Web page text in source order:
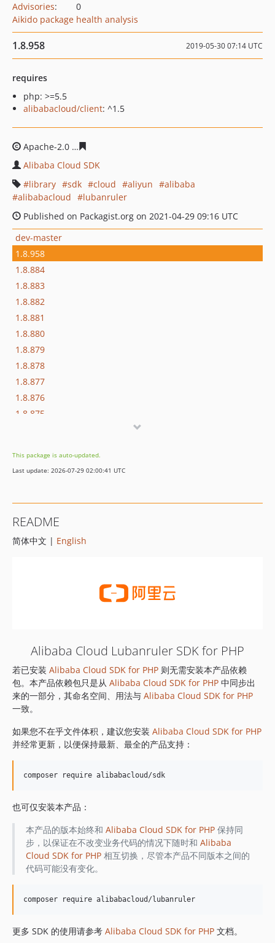
Advisories:
0
Aikido package health analysis
1.8.958 2019-05-30 07:14 UTC
requires
php: >=5.5
alibabacloud/client: ^1.5
Apache-2.0
Alibaba Cloud SDK
library
sdk cloud aliyun
alibaba
alibabacloud
lubanruler
Published on Packagist.org on 2021-04-29 09:16 UTC
dev-master
1.8.958
1.8.884
1.8.883
1.8.882
1.8.881
1.8.880
1.8.879
1.8.878
1.8.877
1.8.876
1.8.875
1.8.872
1.8.869
1.8.850
1.8.849
1.8.842
1.8.841
1.8.839
1.8.838
1.8.837
1.8.836
1.8.835
1.8.833
1.8.830
1.8.828
1.8.826
1.8.825
1.8.824
1.8.821
This package is auto-updated.
Last update: 2026-07-29 02:00:41 UTC
README
简体中文 | English
Alibaba Cloud Lubanruler SDK for PHP
若已安装 Alibaba Cloud SDK for PHP 则无需安装本产品依赖
包。本产品依赖包只是从 Alibaba Cloud SDK for PHP 中同步出
来的一部分，其命名空间、用法与 Alibaba Cloud SDK for PHP
一致。
如果您不在乎文件体积，建议您安装 Alibaba Cloud SDK for PHP
并经常更新，以便保持最新、最全的产品支持：
也可仅安装本产品：
本产品的版本始终和 Alibaba Cloud SDK for PHP保持同
步，以保证在不改变业务代码的情况下随时和 Alibaba
Cloud SDK for PHP相互切换，尽管本产品不同版本之间的
代码可能没有变化。
更多 SDK 的使用请参考 Alibaba Cloud SDK for PHP 文档。